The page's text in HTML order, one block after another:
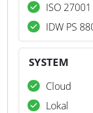
ISO 27001
IDW PS
SYSTEM
Cloud
Lokal